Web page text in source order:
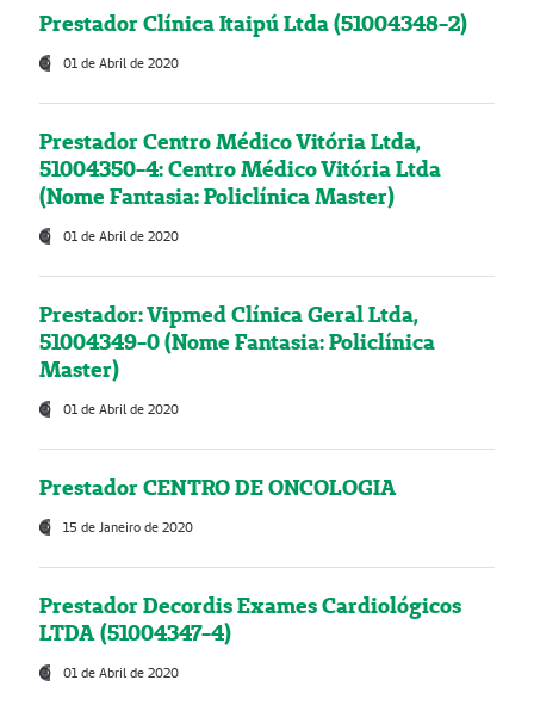
Prestador Clínica Itaipú Ltda (51004348-2)
01 de Abril de 2020
Prestador Centro Médico Vitória Ltda,
51004350-4: Centro Médico Vitória Ltda
(Nome Fantasia: Policlínica Master)
01 de Abril de 2020
Prestador: Vipmed Clínica Geral Ltda,
51004349-0 (Nome Fantasia: Policlínica
Master)
01 de Abril de 2020
Prestador CENTRO DE ONCOLOGIA
15 de Janeiro de 2020
Prestador Decordis Exames Cardiológicos
LTDA (51004347-4)
01 de Abril de 2020